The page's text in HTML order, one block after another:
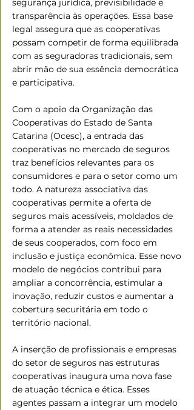
segurança jurídica, previsibilidade e
transparência às operações. Essa base
legal assegura que as cooperativas
possam competir de forma equilibrada
com as seguradoras tradicionais, sem
abrir mão de sua essência democrática
e participativa.
Com o apoio da Organização das
Cooperativas do Estado de Santa
Catarina (Ocesc), a entrada das
cooperativas no mercado de seguros
traz benefícios relevantes para os
consumidores e para o setor como um
todo. A natureza associativa das
cooperativas permite a oferta de
seguros mais acessíveis, moldados de
forma a atender as reais necessidades
de seus cooperados, com foco em
inclusão e justiça econômica. Esse novo
modelo de negócios contribui para
ampliar a concorrência, estimular a
inovação, reduzir custos e aumentar a
cobertura securitária em todo o
território nacional.
A inserção de profissionais e empresas
do setor de seguros nas estruturas
cooperativas inaugura uma nova fase
de atuação técnica e ética. Esses
agentes passam a integrar um modelo